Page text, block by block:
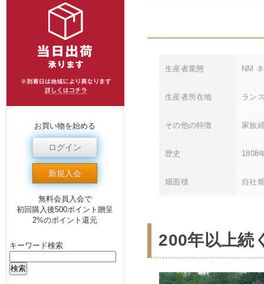
生産者業態 NM
生産者所在地 ラン
その他の特徴 家族
歴史 1808
畑面積 自社
200年以上続
お買い物を始める
ログイン
新規入会
無料会員入会で
初回購入後500ポイント贈呈
2%のポイント還元
キーワード検索